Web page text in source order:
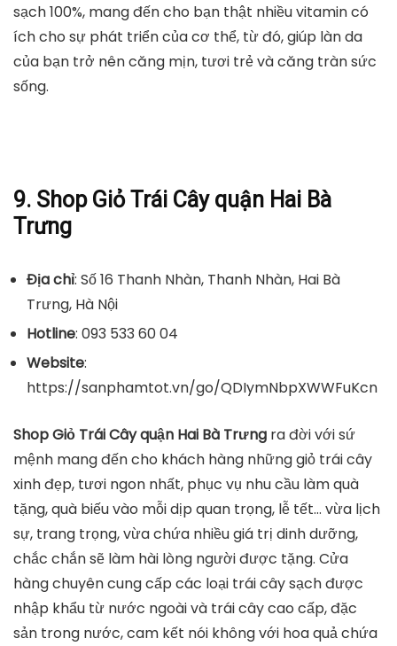
sạch 100%, mang đến cho bạn thật nhiều vitamin có
ích cho sự phát triển của cơ thể, từ đó, giúp làn da
của bạn trở nên căng mịn, tươi trẻ và căng tràn sức
sống.
9. Shop Giỏ Trái Cây quận Hai Bà
Trưng
Địa chỉ: Số 16 Thanh Nhàn, Thanh Nhàn, Hai Bà
Trưng, Hà Nội
Hotline: 093 533 60 04
Website:
https://sanphamtot.vn/go/QDIymNbpXWWFuKcn
Shop Giỏ Trái Cây quận Hai Bà Trưng ra đời với sứ
mệnh mang đến cho khách hàng những giỏ trái cây
xinh đẹp, tươi ngon nhất, phục vụ nhu cầu làm quà
tặng, quà biếu vào mỗi dịp quan trọng, lễ tết… vừa lịch
sự, trang trọng, vừa chứa nhiều giá trị dinh dưỡng,
chắc chắn sẽ làm hài lòng người được tặng. Cửa
hàng chuyên cung cấp các loại trái cây sạch được
nhập khẩu từ nước ngoài và trái cây cao cấp, đặc
sản trong nước, cam kết nói không với hoa quả chứa